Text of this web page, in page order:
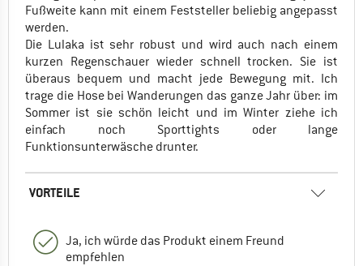
Fußweite kann mit einem Feststeller beliebig angepasst
werden.
Die Lulaka ist sehr robust und wird auch nach einem
kurzen Regenschauer wieder schnell trocken. Sie ist
überaus bequem und macht jede Bewegung mit. Ich
trage die Hose bei Wanderungen das ganze Jahr über: im
Sommer ist sie schön leicht und im Winter ziehe ich
einfach noch Sporttights oder lange
Funktionsunterwäsche drunter.
VORTEILE
Ja, ich würde das Produkt einem Freund
empfehlen